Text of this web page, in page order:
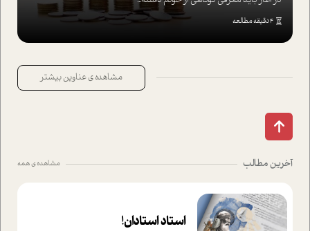
4 دقیقه مطالعه
مشاهده ی عناوین بیشتر
آخرین مطالب مشاهده ی همه
استاد استادان!